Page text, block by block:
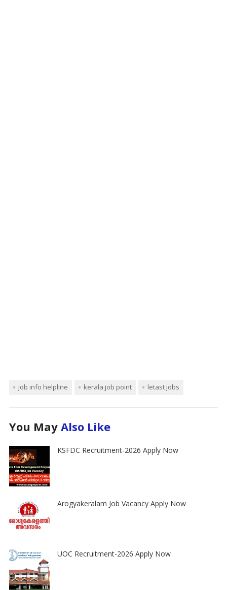
job info helpline kerala job point letast jobs
You May Also Like
KSFDC Recruitment-2026 Apply Now
Arogyakeralam Job Vacancy Apply Now
UOC Recruitment-2026 Apply Now